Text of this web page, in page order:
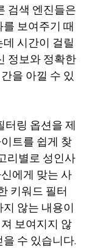
검색 엔진들은
보여주기 때
시간이 걸릴
정보와 정확한
을 아낄 수 있
터링 옵션을 제
트를 쉽게 찾
리별로 성인사
에게 맞는 사
키워드 필터
않는 내용이
보여지지 않
수 있습니다.